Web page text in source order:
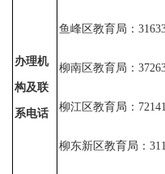
办理机
构及联
系电话
鱼峰区教育局：
柳南区教育局：
柳江区教育局：
柳东新区教育局：